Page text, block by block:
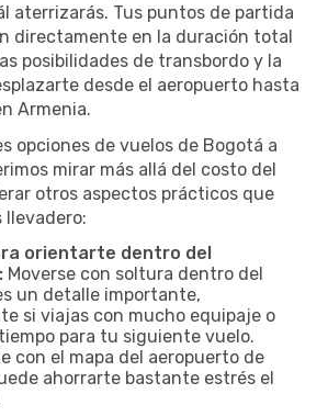
aterrizarás. Tus puntos de partida
directamente en la duración total
posibilidades de transbordo y la
desde el aeropuerto hasta
Armenia.
opciones de vuelos de Bogotá a
mirar más allá del costo del
otros aspectos prácticos que
llevadero:
orientarte dentro del
Moverse con soltura dentro del
un detalle importante,
si viajas con mucho equipaje o
para tu siguiente vuelo.
con el mapa del aeropuerto de
ahorrarte bastante estrés el